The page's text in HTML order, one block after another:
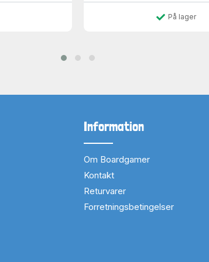
På lager
Information
Om Boardgamer
Kontakt
Returvarer
Forretningsbetingelser